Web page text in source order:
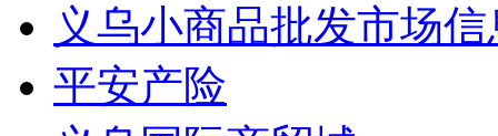
义乌小商品批发市场
平安产险